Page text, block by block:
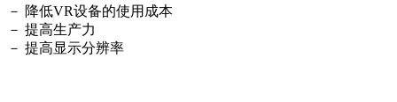
－ 降低VR设备的使用成本
－ 提高生产力
－ 提高显示分辨率